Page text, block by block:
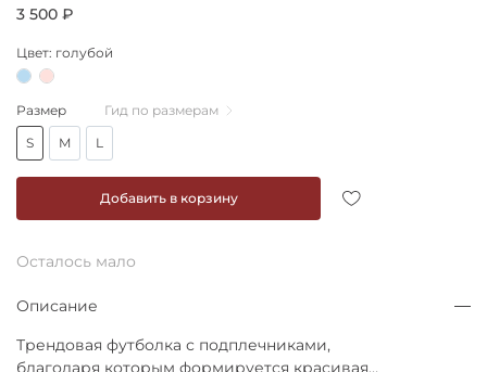
3 500 ₽
Добавить в корзину
Цвет: голубой
Размер
Гид по размерам
S
M L
Осталось мало
Описание
Трендовая футболка с подплечниками,
благодаря которым формируется красивая